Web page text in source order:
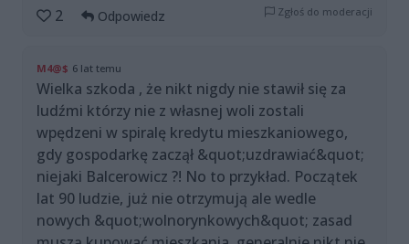
2
Odpowiedz Zgłoś do moderacji
M4@$ 6 lat temu
Wielka szkoda , że nikt nigdy nie stawił się za
ludźmi którzy nie z własnej woli zostali
wpędzeni w spiralę kredytu mieszkaniowego,
gdy gospodarkę zaczął &quot;uzdrawiać&quot;
niejaki Balcerowicz ?! No to przykład. Początek
lat 90 ludzie, już nie otrzymują ale wedle
nowych &quot;wolnorynkowych&quot; zasad